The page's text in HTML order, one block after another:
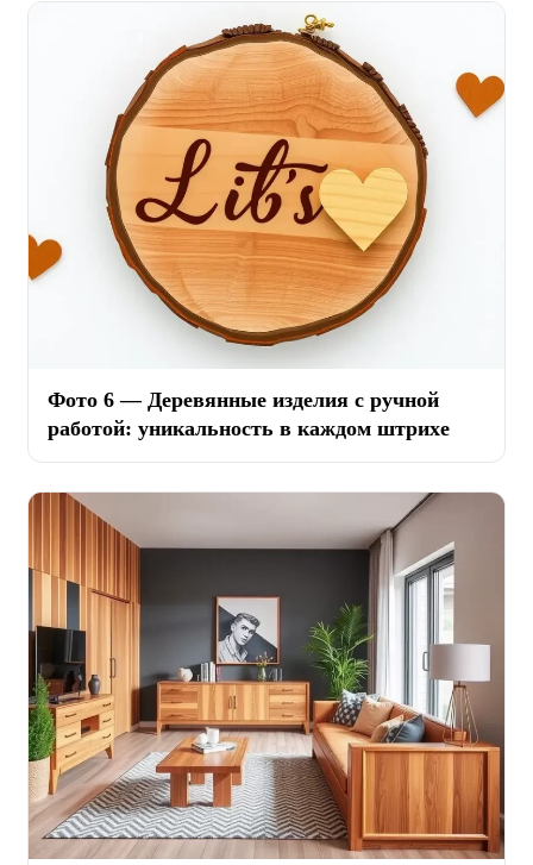
Фото 6 — Деревянные изделия с ручной
работой: уникальность в каждом штрихе